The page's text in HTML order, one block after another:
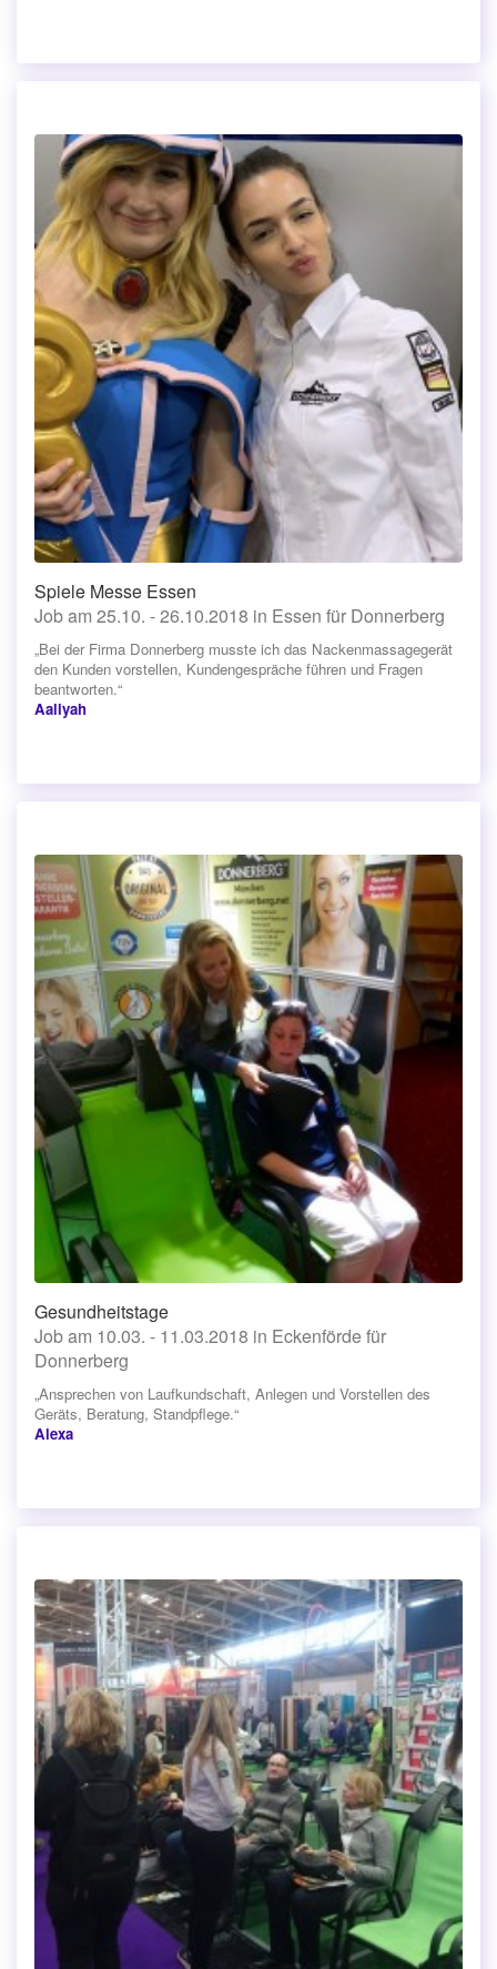
Spiele Messe Essen
Job am 25.10. - 26.10.2018 in Essen für Donnerberg
„Bei der Firma Donnerberg musste ich das Nackenmassagegerät
den Kunden vorstellen, Kundengespräche führen und Fragen
beantworten.“
Aaliyah
Gesundheitstage
Job am 10.03. - 11.03.2018 in Eckenförde für
Donnerberg
„Ansprechen von Laufkundschaft, Anlegen und Vorstellen des
Geräts, Beratung, Standpflege.“
Alexa